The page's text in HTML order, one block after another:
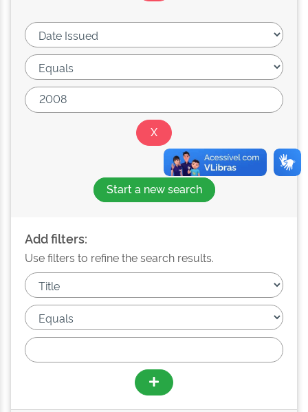
Start a new search
Add filters:
Use filters to refine the search results.